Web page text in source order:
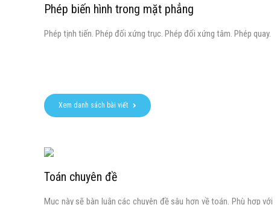
Phép biến hình trong mặt phẳng
Phép tịnh tiến. Phép đối xứng trục. Phép đối xứng tâm. Phép quay.
Xem danh sách bài viết
Toán chuyên đề
Mục này sẽ bàn luận các chuyên đề sâu hơn về toán. Phù hợp với